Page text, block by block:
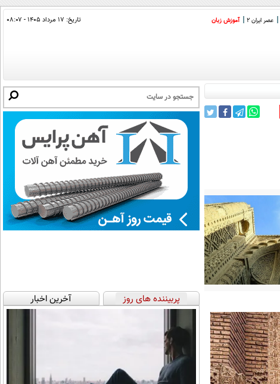
عصر ایران 2 آموزش زبان تاریخ: ۱۷ مرداد ۱۴۰۵ - ۰۸:۰۷
پربیننده های روز آخرین اخبار